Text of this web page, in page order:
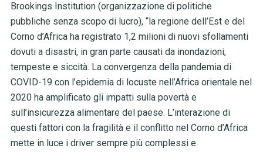
Brookings Institution (organizzazione di politiche
pubbliche senza scopo di lucro), “la regione dell’Est e del
Corno d’Africa ha registrato 1,2 milioni di nuovi sfollamenti
dovuti a disastri, in gran parte causati da inondazioni,
tempeste e siccità. La convergenza della pandemia di
COVID-19 con l’epidemia di locuste nell’Africa orientale nel
2020 ha amplificato gli impatti sulla povertà e
sull’insicurezza alimentare del paese. L’interazione di
questi fattori con la fragilità e il conflitto nel Corno d’Africa
mette in luce i driver sempre più complessi e